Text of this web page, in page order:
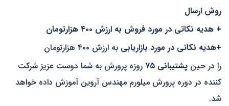
روش ارسال
+ هدیه نکاتی در مورد فروش به ارزش ۴۰۰ هزارتومان
+هدیه نکاتی در مورد بازاریابی به ارزش ۴۰۰ هزارتومان
را در حین پشتیبانی ۷۵
روزه پرورش به شما دوست عزیز شرکت
کننده در دوره پرورش میلورم مهندس آروین آموزش داده خواهد
شد.